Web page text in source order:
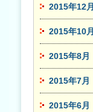
2015年12月
2015年10月
2015年8月
2015年7月
2015年6月